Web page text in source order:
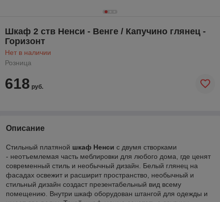
Шкаф 2 ств Ненси - Венге / Капучино глянец -
Горизонт
Нет в наличии
Розница
618 руб.
Описание
Стильный платяной шкаф Ненси с двумя створками
- неотъемлемая часть меблировки для любого дома, где ценят
современный стиль и необычный дизайн. Белый глянец на
фасадах освежит и расширит пространство, необычный и
стильный дизайн создаст презентабельный вид всему
помещению. Внутри шкаф оборудован штангой для одежды и